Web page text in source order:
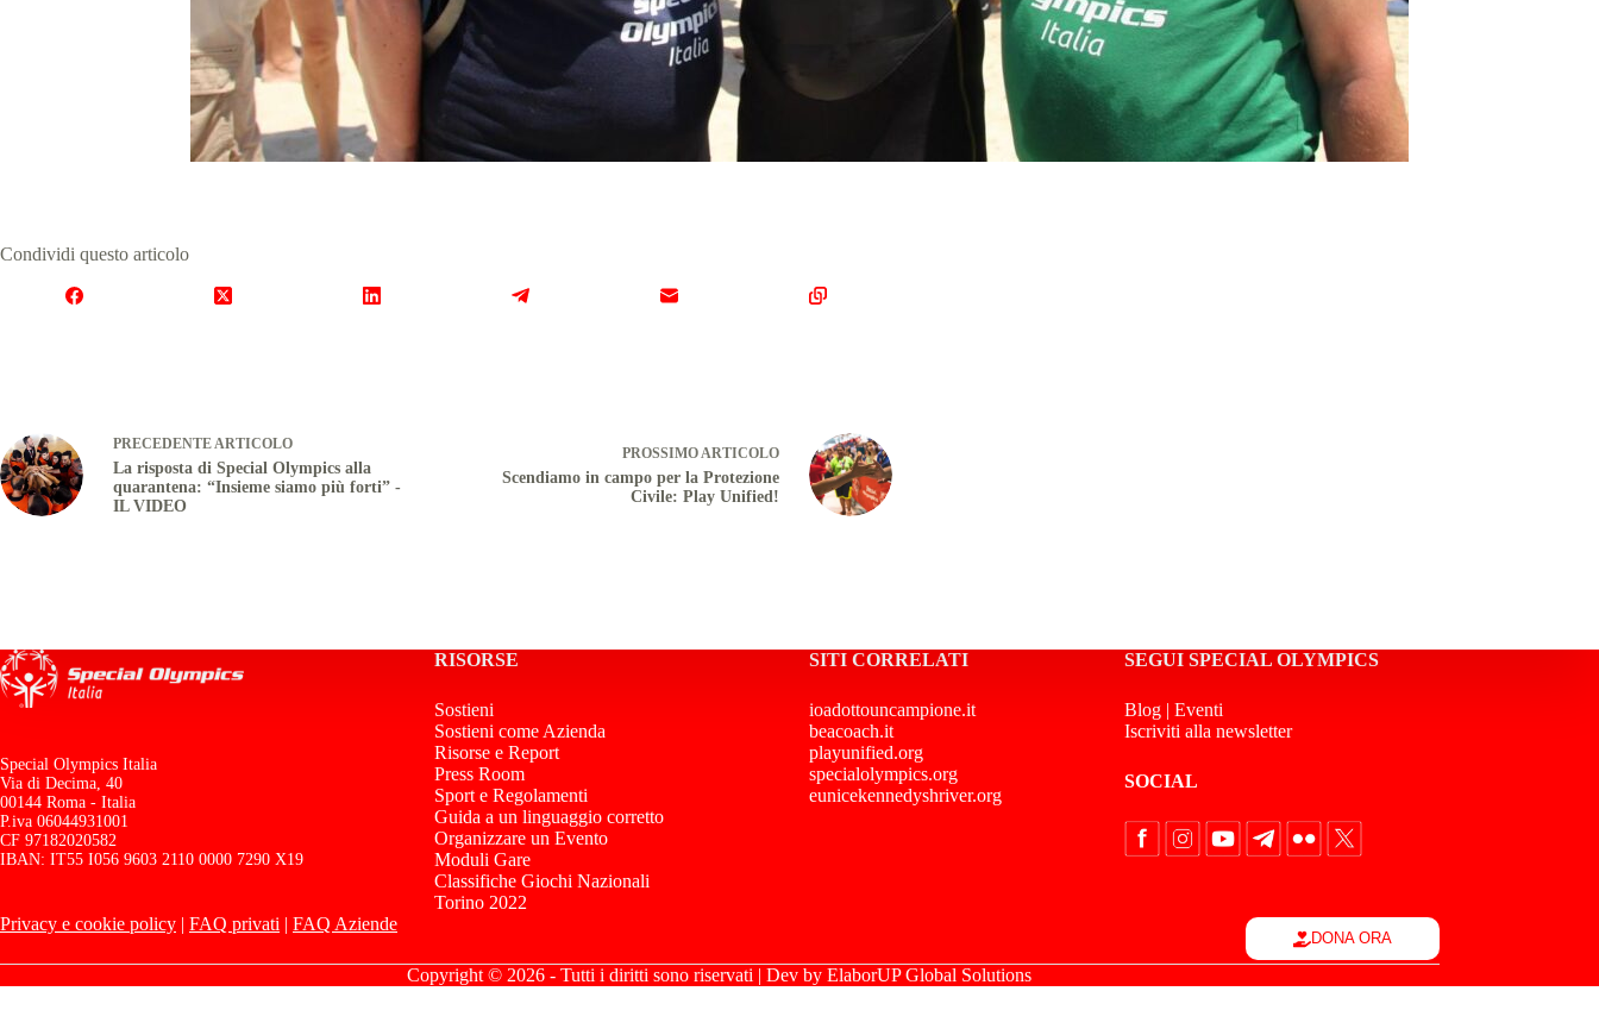
Condividi questo articolo
PRECEDENTEARTICOLO
La risposta di Special Olympics alla
quarantena: “Insieme siamo più forti” -
IL VIDEO
PROSSIMOARTICOLO
Scendiamo in campo per la Protezione
Civile: Play Unified!
Special Olympics Italia
Via di Decima, 40
00144 Roma - Italia
P.iva 06044931001
CF 97182020582
IBAN: IT55 I056 9603 2110 0000 7290 X19
RISORSE
Sostieni
Sostieni come Azienda
Risorse e Report
Press Room
Sport e Regolamenti
Guida a un linguaggio corretto
Organizzare un Evento
Moduli Gare
Classifiche Giochi Nazionali
Torino 2022
SITI CORRELATI
ioadottouncampione.it
beacoach.it
playunified.org
specialolympics.org
eunicekennedyshriver.org
SEGUI SPECIAL OLYMPICS
Blog| Eventi
Iscriviti alla newsletter
SOCIAL
Privacy e cookie policy | FAQ privati | FAQ Aziende
DONA ORA
Copyright © 2026 - Tutti i diritti sono riservati | Dev byElaborUP Global Solutions